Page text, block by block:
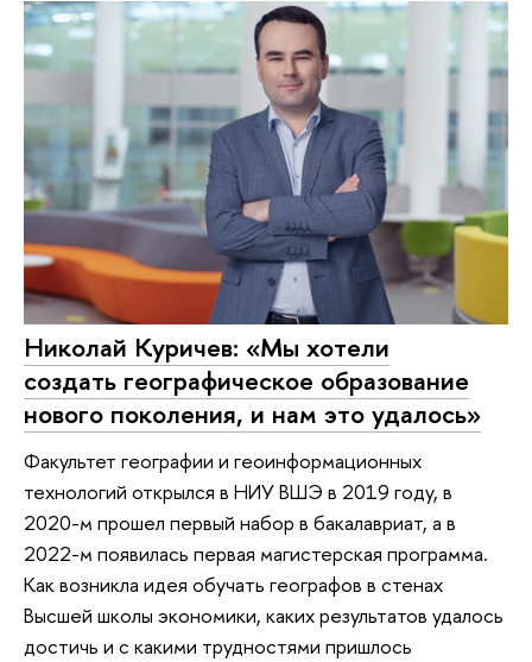
Николай Куричев: «Мы хотели
создать географическое образование
нового поколения, и нам это удалось»
Факультет географии и геоинформационных
технологий открылся в НИУ ВШЭ в 2019 году, в
2020-м прошел первый набор в бакалавриат, а в
2022-м появилась первая магистерская программа.
Как возникла идея обучать географов в стенах
Высшей школы экономики, каких результатов удалось
достичь и с какими трудностями пришлось